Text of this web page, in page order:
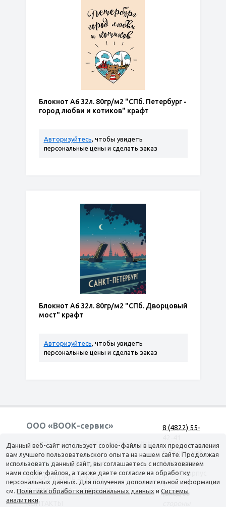
Блокнот А6 32л. 80гр/м2 "СПб. Петербург -
город любви и котиков" крафт
Авторизуйтесь, чтобы увидеть
персональные цены и сделать заказ
Блокнот А6 32л. 80гр/м2 "СПб. Дворцовый
мост" крафт
Авторизуйтесь, чтобы увидеть
персональные цены и сделать заказ
ООО «ВООК-сервис»
Согласие на обработку персональных данных
КАТАЛОГ
ДОСТАВКА
ОФОРМЛЕНИЕ ЗАКАЗА
О КОМПАНИИ
ТОП-500
КОНТАКТЫ
8 (4822) 55-
г. Тверь, наб.
А. Никитина,
д. 144 корпус
1
(вход со
Данный веб-сайт использует cookie-файлы в целях предоставления
вам лучшего пользовательского опыта на нашем сайте. Продолжая
использовать данный сайт, вы соглашаетесь с использованием
нами cookie-файлов, а также даете согласие на обработку
персональных данных. Для получения дополнительной информации
см. Политика обработки персональных данных и Системы
аналитики